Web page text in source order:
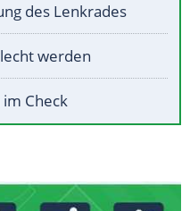
des Lenkrades
werden
Check